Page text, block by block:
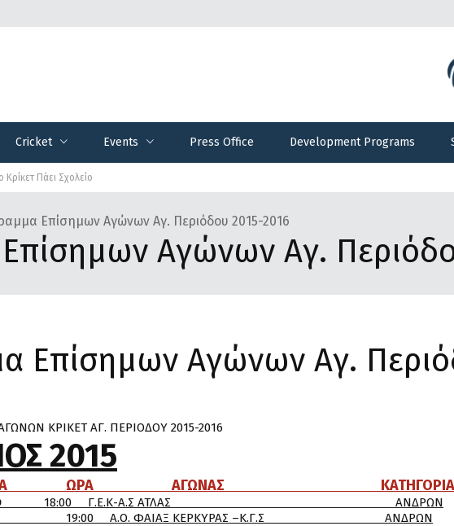
Cricket Events Press Office Development Programs
Πάει Σχολείο
Επίσημων Αγώνων Αγ. Περιόδου 2015-2016
Αγώνων Αγ.
Επίσημων Αγώνων Αγ.
ΚΡΙΚΕΤ ΑΓ. ΠΕΡΙΟΔΟΥ 2015-2016
2015
ΩΡΑ ΑΓΩΝΑΣ ΚΑΤΗΓΟΡΙΑ
18:00 Γ.Ε.Κ-Α.Σ ΑΤΛΑΣ ΑΝΔΡΩΝ
Α.Ο. ΦΑΙΑΞ ΚΕΡΚΥΡΑΣ –Κ.Γ.Σ ΑΝΔΡΩΝ